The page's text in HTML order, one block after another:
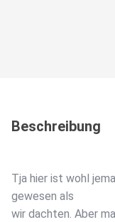
Beschreibung
Tja hier ist wohl
gewesen als
wir dachten. Aber